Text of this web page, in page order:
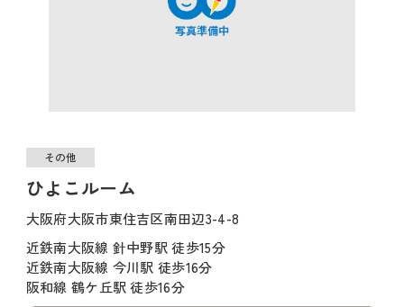
ひよこルーム
その他
大阪府大阪市東住吉区南田辺3-4-8
近鉄南大阪線 針中野駅 徒歩15分
近鉄南大阪線 今川駅 徒歩16分
阪和線 鶴ケ丘駅 徒歩16分